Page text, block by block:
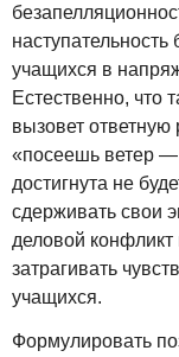
учащихся в
Естественно, что
вызовет ответную
«посеешь ветер
достигнута не
сдерживать свои
деловой
затрагивать
учащихся.
Формулировать